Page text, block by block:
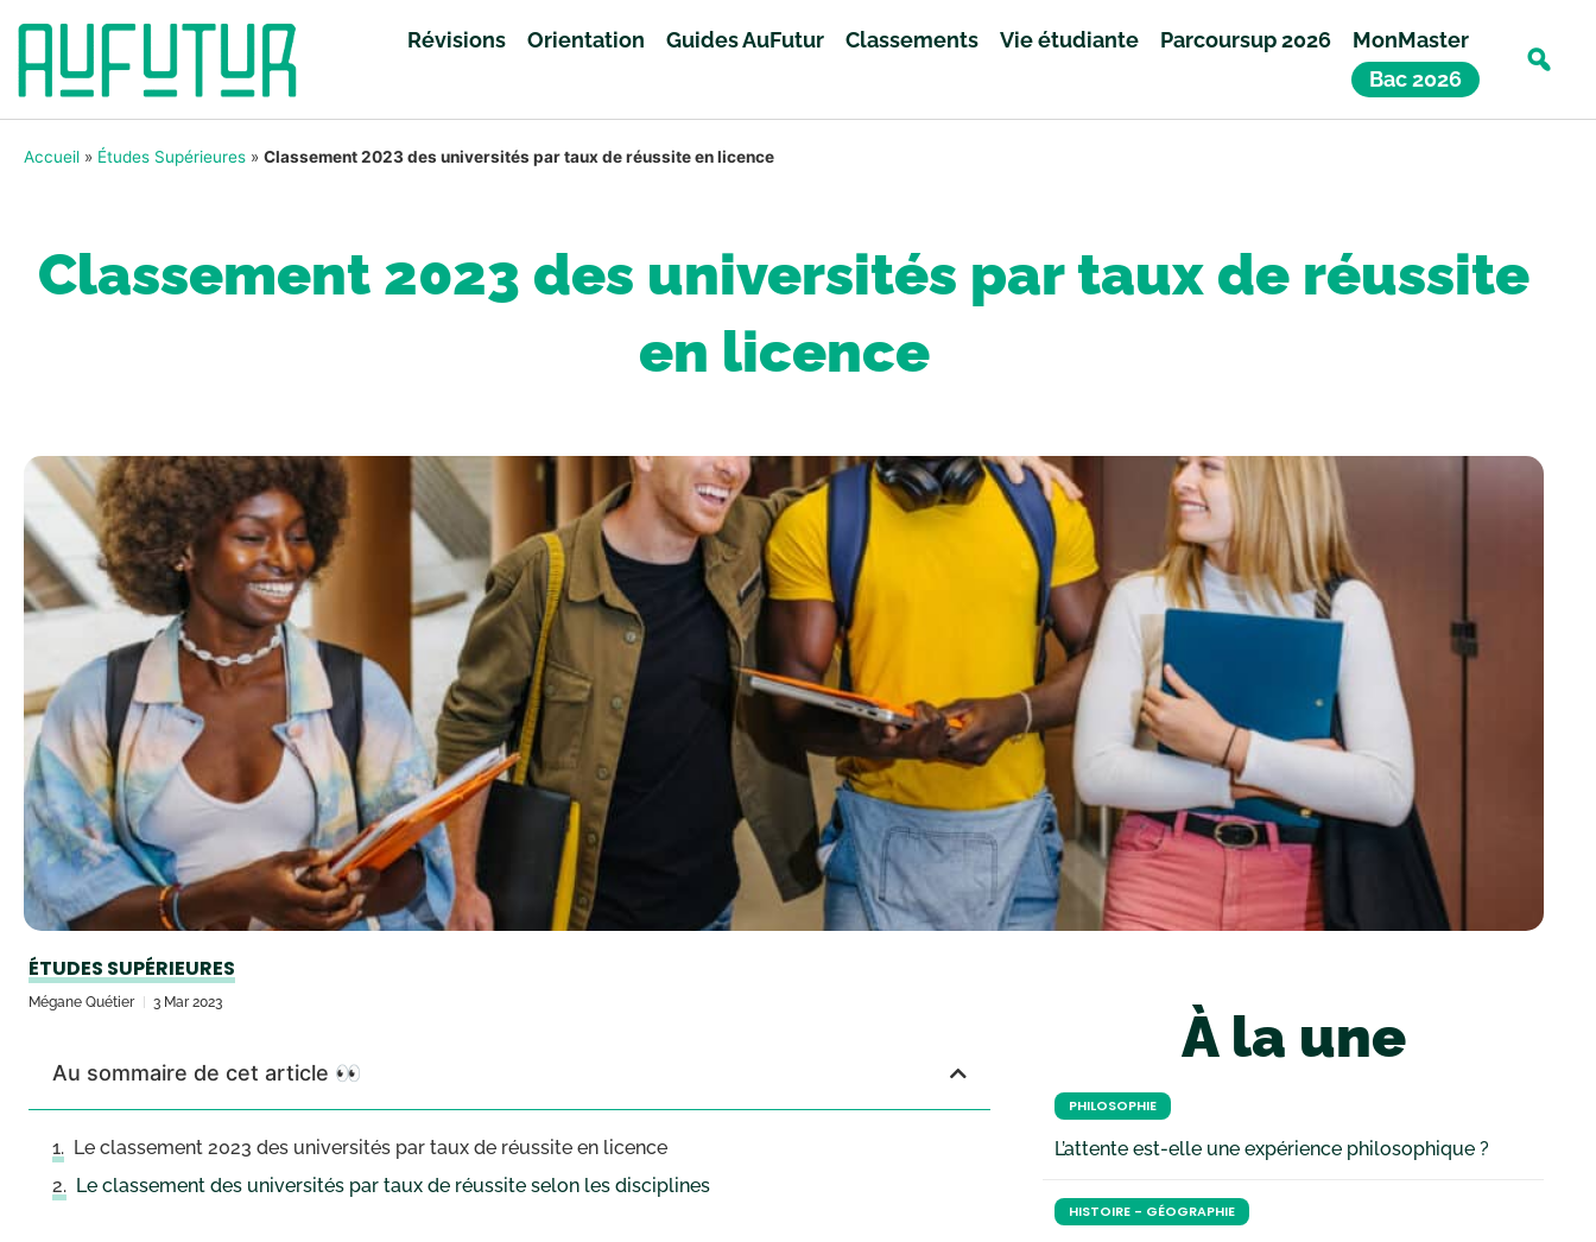
Révisions Orientation Guides AuFutur Classements Vie étudiante Parcoursup 2026
MonMaster
Bac 2026
Accueil » Études Supérieures » Classement 2023 des universités par taux de réussite en licence
Classement 2023 des universités par taux de réussite
en licence
ÉTUDES SUPÉRIEURES
Mégane Quétier 3 Mar 2023
Au sommaire de cet article 👀
Le classement 2023 des universités par taux de réussite en licence
Le classement des universités par taux de réussite selon les disciplines
À la une
PHILOSOPHIE
L’attente est-elle une expérience philosophique ?
HISTOIRE - GÉOGRAPHIE